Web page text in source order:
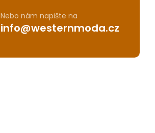
Nebo nám napište na
info@westernmoda.cz